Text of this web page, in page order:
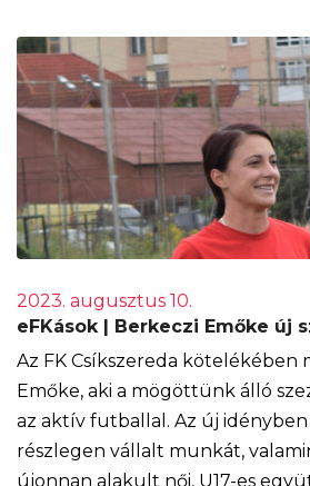
2023. augusztus 10.
eFKások | Berkeczi Emőke új
Az FK Csíkszereda kötelékében
Emőke, aki a mögöttünk álló
az aktív futballal. Az új idényben
részlegen vállalt munkát,
újonnan alakult női, U17-es